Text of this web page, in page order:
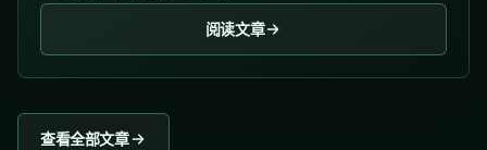
阅读文章
查看全部文章